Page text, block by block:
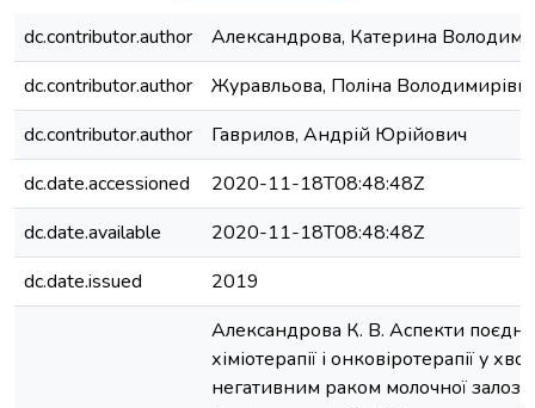
dc.contributor.author
Александрова, Катерина
dc.contributor.author
Журавльова, Поліна
dc.contributor.author
Гаврилов, Андрій Юрійович
dc.date.accessioned
2020-11-18T08:48:48Z
dc.date.available
2020-11-18T08:48:48Z
dc.date.issued
2019
Александрова К. В. Аспекти
хіміотерапії і онковіротерапії у
негативним раком молочної